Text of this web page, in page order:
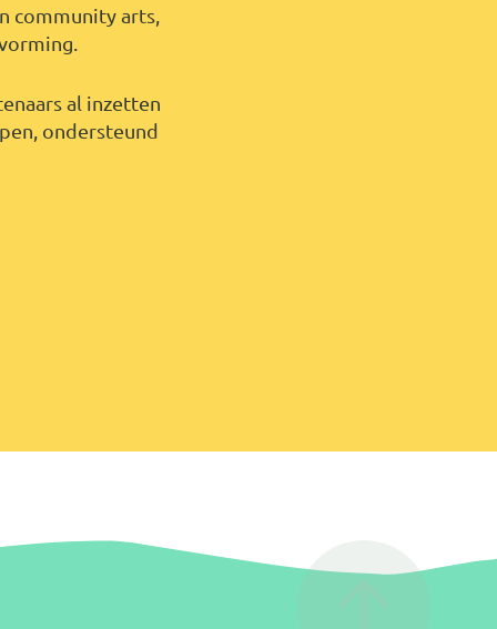
community arts,
al inzetten
ondersteund